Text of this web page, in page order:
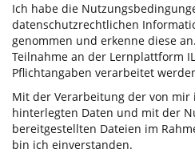
Ich habe die
datenschutzrechtlichen
genommen und erkenne diese
Teilnahme an der Lernplattform
Pflichtangaben verarbeitet
Mit der Verarbeitung der von
hinterlegten Daten und mit der
bereitgestellten Dateien im
bin ich einverstanden.